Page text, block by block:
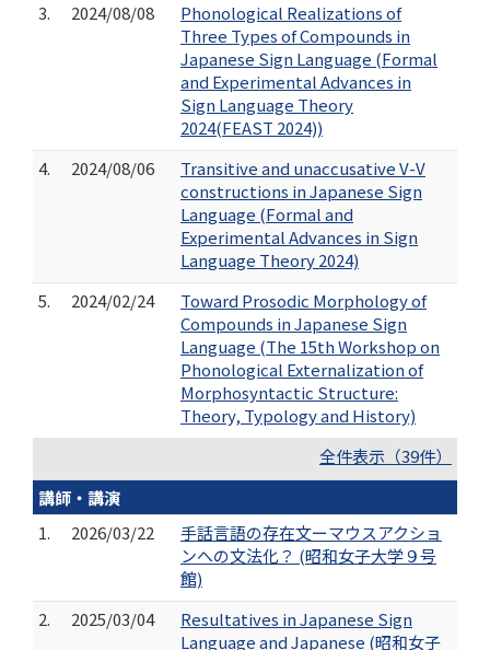
3.
2024/08/08
Phonological Realizations of
Three Types of Compounds in
Japanese Sign Language (Formal
and Experimental Advances in
Sign Language Theory
2024(FEAST 2024))
4.
2024/08/06
Transitive and unaccusative V-V
constructions in Japanese Sign
Language (Formal and
Experimental Advances in Sign
Language Theory 2024)
5.
2024/02/24
Toward Prosodic Morphology of
Compounds in Japanese Sign
Language (The 15th Workshop on
Phonological Externalization of
Morphosyntactic Structure:
Theory, Typology and History)
全件表示（39件）
講師・講演
1.
2026/03/22
手話言語の存在文ーマウスアクショ
ンへの文法化？ (昭和女子大学９号
館)
2.
2025/03/04
Resultatives in Japanese Sign
Language and Japanese (昭和女子